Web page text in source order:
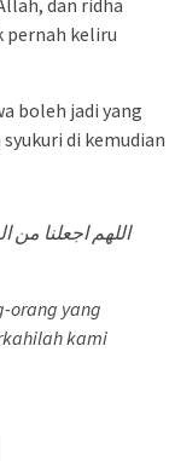
pernah keliru
boleh jadi yang
di kemudian
اللهم اجعلنا من
orang yang
kami